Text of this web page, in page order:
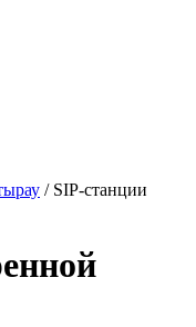
/ SIP-станции